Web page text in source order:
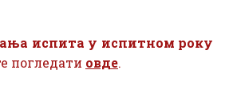
испита у испитном року
погледати овде.